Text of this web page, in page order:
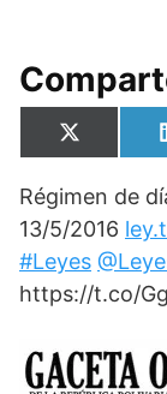
en
X
(
w
i
t
t
e
r
Régimen de
13/5/2016
#Leyes
https://t.co/